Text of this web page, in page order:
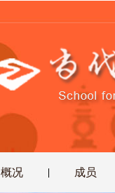
概况 成员